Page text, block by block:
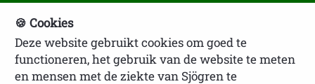
NVSP Ledenlogin
🍪 Cookies
Deze website gebruikt cookies om goed te
functioneren, het gebruik van de website te meten
en mensen met de ziekte van Sjögren te